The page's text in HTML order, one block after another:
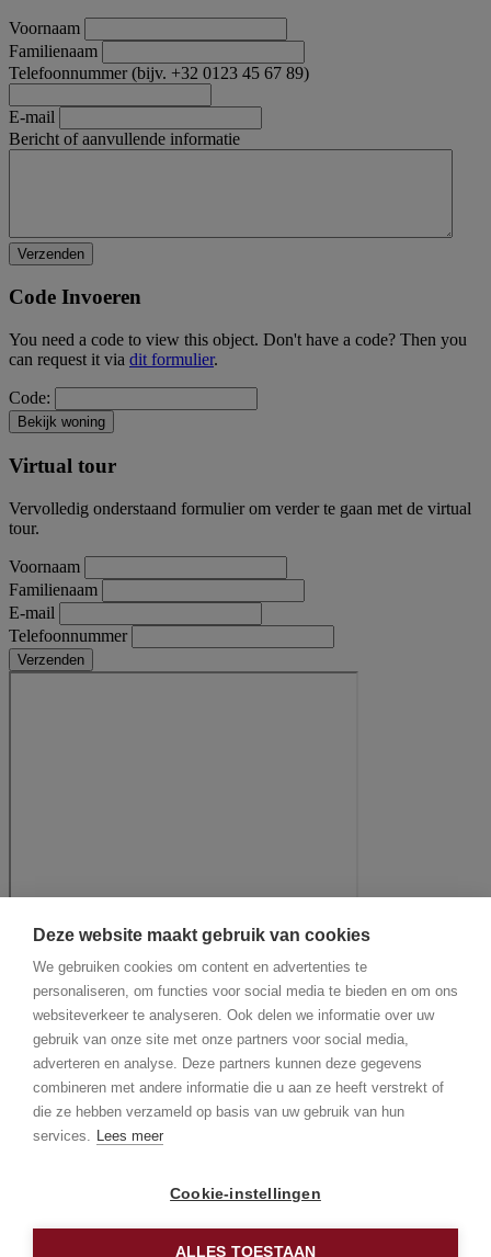
Voornaam
Familienaam
Telefoonnummer (bijv. +32 0123 45 67 89)
E-mail
Bericht of aanvullende informatie
Code Invoeren
You need a code to view this object. Don't have a code? Then you
can request it via dit formulier.
Code:
Virtual tour
Vervolledig onderstaand formulier om verder te gaan met de virtual
tour.
Voornaam
Familienaam
E-mail
Telefoonnummer
Deze website maakt gebruik van cookies
We gebruiken cookies om content en advertenties te
personaliseren, om functies voor social media te bieden en om ons
websiteverkeer te analyseren. Ook delen we informatie over uw
gebruik van onze site met onze partners voor social media,
adverteren en analyse. Deze partners kunnen deze gegevens
combineren met andere informatie die u aan ze heeft verstrekt of
die ze hebben verzameld op basis van uw gebruik van hun
services. Lees meer
Cookie-instellingen
ALLES TOESTAAN